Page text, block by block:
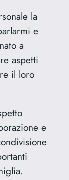
la
e
a
aspetti
il loro
e